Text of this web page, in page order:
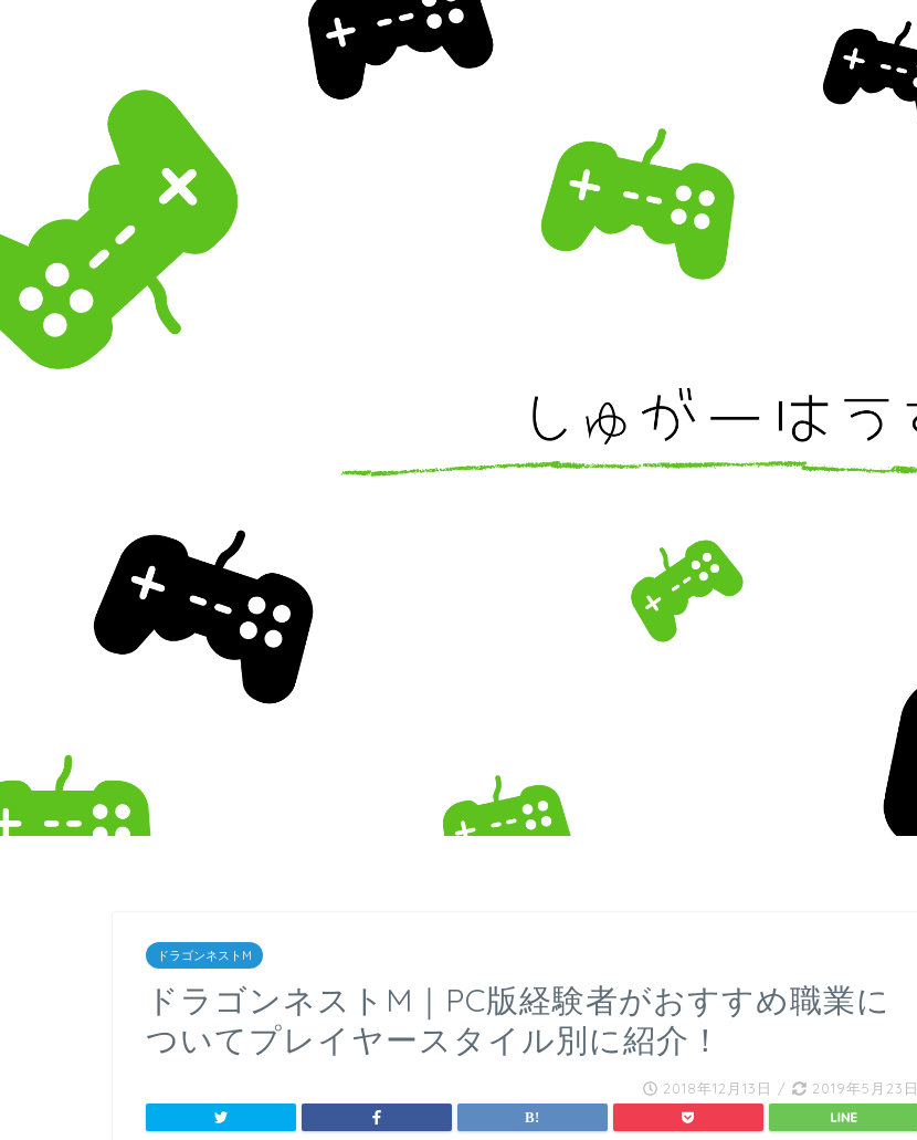
ドラゴンネストM
ドラゴンネストM｜PC版経験者がおすすめ職業に
ついてプレイヤースタイル別に紹介！
2018年12月13日 / 2019年5月23日